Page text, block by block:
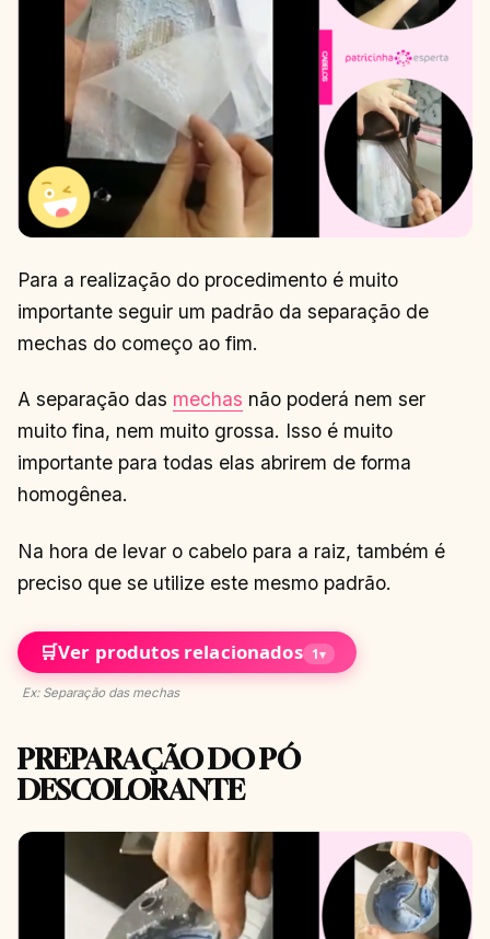
Para a realização do procedimento é muito
importante seguir um padrão da separação de
mechas do começo ao fim.
A separação das mechas não poderá nem ser
muito fina, nem muito grossa. Isso é muito
importante para todas elas abrirem de forma
homogênea.
Na hora de levar o cabelo para a raiz, também é
preciso que se utilize este mesmo padrão.
🛒Ver produtos relacionados 1▾
Ex: Separação das mechas
PREPARAÇÃO DO PÓ
DESCOLORANTE